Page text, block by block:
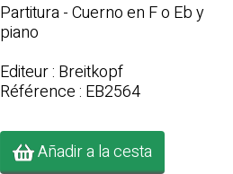
Partitura - Cuerno en F o Eb y
piano
Editeur : Breitkopf
Référence : EB2564
Añadir a la cesta